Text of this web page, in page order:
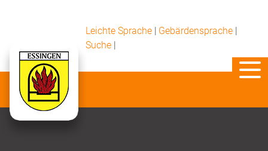
Leichte Sprache | Gebärdensprache |
Suche |